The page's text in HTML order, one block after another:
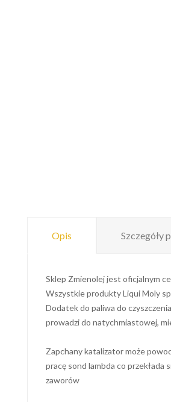
Opis Szczegóły
Sklep Zmienolej jest oficjalnym
Wszystkie produkty Liqui Moly
Dodatek do paliwa do
prowadzi do natychmiastowej,
Zapchany katalizator może
pracę sond lambda co przekłada
zaworów